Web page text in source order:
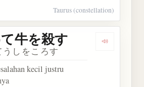
Taurus (constellation)
牛を殺す
しをころす
kecil justru